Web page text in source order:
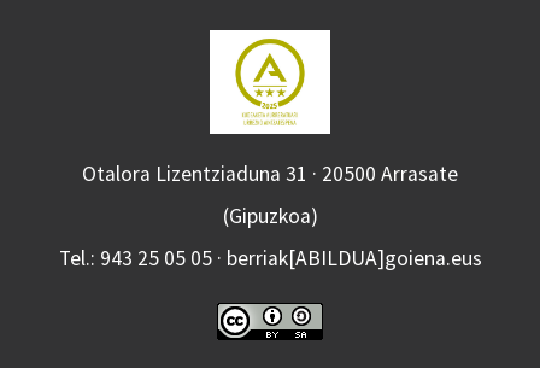
Otalora Lizentziaduna 31 · 20500 Arrasate
(Gipuzkoa)
Tel.: 943 25 05 05 · berriak[ABILDUA]goiena.eus